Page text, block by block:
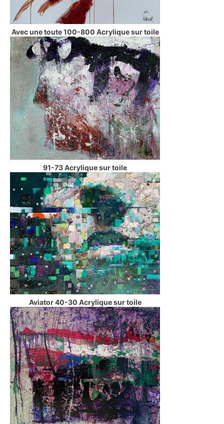
Avec une toute 100-800 Acrylique sur toile
91-73 Acrylique sur toile
Aviator 40-30 Acrylique sur toile